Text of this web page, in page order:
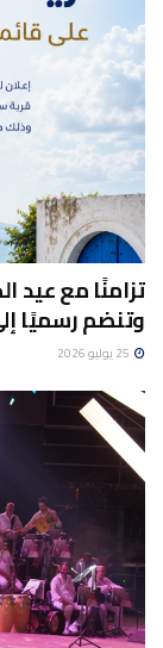
تزامنًا مع عيد
وتنضم رسميًا